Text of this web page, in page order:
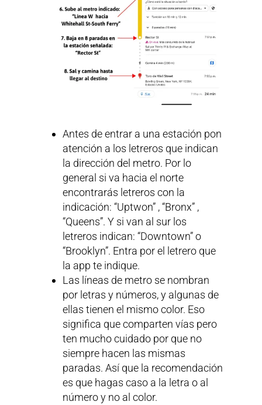
Antes de entrar a una estación pon
atención a los letreros que indican
la dirección del metro. Por lo
general si va hacia el norte
encontrarás letreros con la
indicación: “Uptwon” , “Bronx” ,
“Queens”. Y si van al sur los
letreros indican: “Downtown” o
“Brooklyn”. Entra por el letrero que
la app te indique.
Las líneas de metro se nombran
por letras y números, y algunas de
ellas tienen el mismo color. Eso
significa que comparten vías pero
ten mucho cuidado por que no
siempre hacen las mismas
paradas. Así que la recomendación
es que hagas caso a la letra o al
número y no al color.